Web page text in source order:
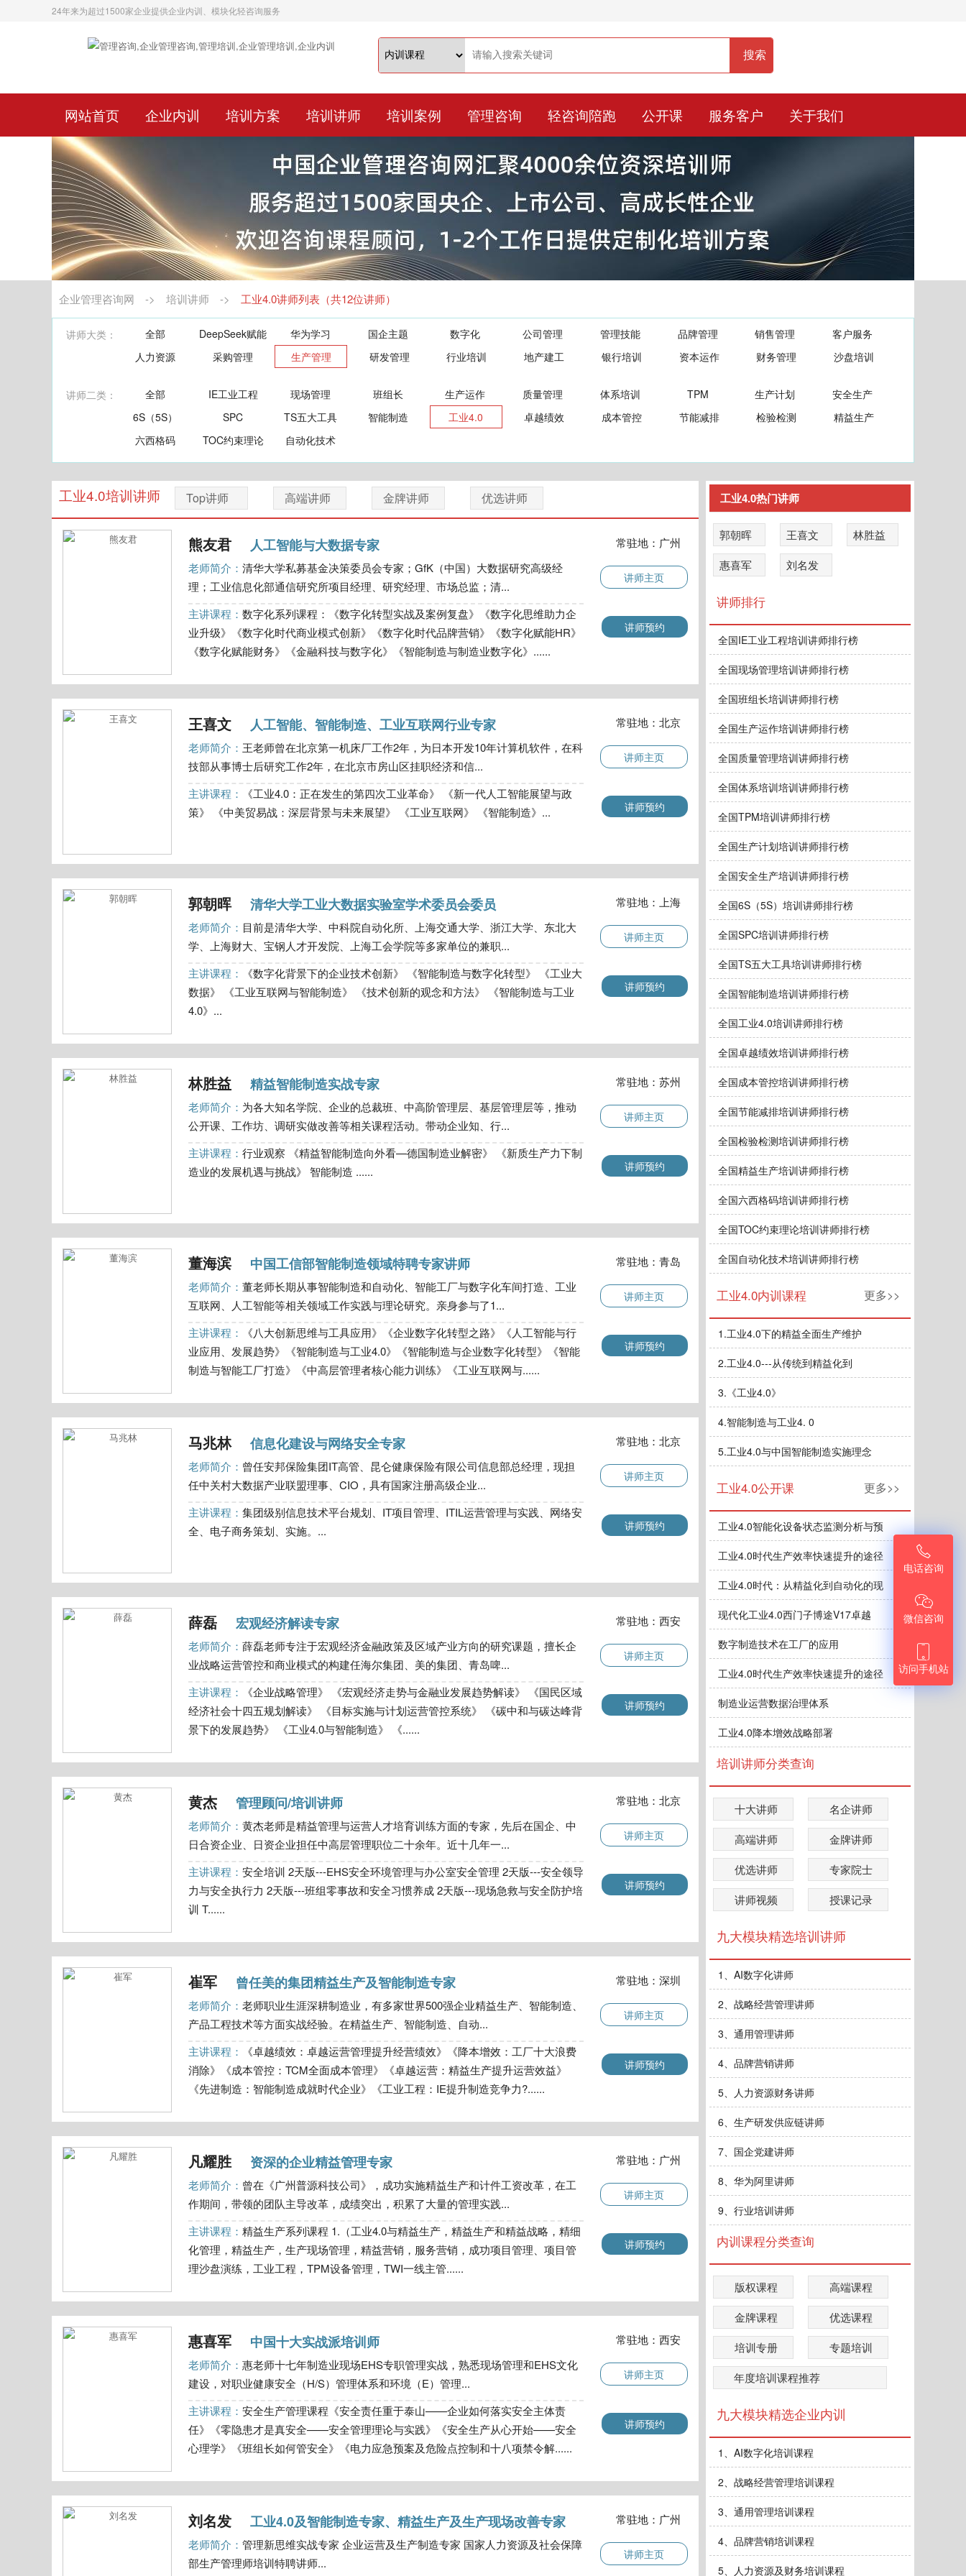
24年来为超过1500家企业提供企业内训、模块化轻咨询服务
服务热线：400-0900-836
网站首页 企业内训 培训方案 培训讲师 培训案例 管理咨询 轻咨询陪跑 公开课 服务客户 关于我们
企业管理咨询网 -> 培训讲师 -> 工业4.0讲师列表（共12位讲师）
讲师大类： 全部 DeepSeek赋能 华为学习 国企主题 数字化 公司管理 管理技能 品牌管理 销售管理
客户服务
人力资源
采购管理 生产管理 研发管理 行业培训 地产建工 银行培训 资本运作 财务管理 沙盘培训
讲师二类： 全部 IE工业工程 现场管理 班组长 生产运作 质量管理 体系培训 TPM 生产计划
安全生产
6S（5S）
SPC TS五大工具 智能制造 工业4.0 卓越绩效 成本管控 节能减排 检验检测
精益生产
六西格码
TOC约束理论 自动化技术
工业4.0培训讲师 Top讲师 高端讲师 金牌讲师 优选讲师
熊友君 人工智能与大数据专家
老师简介： 清华大学私募基金决策委员会专家；GfK（中国）大数据研究高级经
理；工业信息化部通信研究所项目经理、研究经理、市场总监；清...
常驻地：广州
主讲课程： 数字化系列课程：《数字化转型实战及案例复盘》《数字化思维助力企
业升级》《数字化时代商业模式创新》《数字化时代品牌营销》《数字化赋能HR》
《数字化赋能财务》《金融科技与数字化》《智能制造与制造业数字化》......
讲师主页
讲师预约
王喜文 人工智能、智能制造、工业互联网行业专家
老师简介： 王老师曾在北京第一机床厂工作2年，为日本开发10年计算机软件，在科
技部从事博士后研究工作2年，在北京市房山区挂职经济和信...
常驻地：北京
主讲课程：
《工业4.0：正在发生的第四次工业革命》 《新一代人工智能展望与政
策》 《中美贸易战：深层背景与未来展望》 《工业互联网》 《智能制造》...
讲师主页
讲师预约
郭朝晖 清华大学工业大数据实验室学术委员会委员
老师简介： 目前是清华大学、中科院自动化所、上海交通大学、浙江大学、东北大
学、上海财大、宝钢人才开发院、上海工会学院等多家单位的兼职...
常驻地：上海
主讲课程：
《数字化背景下的企业技术创新》 《智能制造与数字化转型》 《工业大
数据》 《工业互联网与智能制造》 《技术创新的观念和方法》 《智能制造与工业
4.0》...
讲师主页
讲师预约
林胜益 精益智能制造实战专家
老师简介： 为各大知名学院、企业的总裁班、中高阶管理层、基层管理层等，推动
公开课、工作坊、调研实做改善等相关课程活动。带动企业知、行...
常驻地：苏州
主讲课程： 行业观察 《精益智能制造向外看—德国制造业解密》 《新质生产力下制
造业的发展机遇与挑战》 智能制造 ......
讲师主页
讲师预约
董海滨 中国工信部智能制造领域特聘专家讲师
老师简介： 董老师长期从事智能制造和自动化、智能工厂与数字化车间打造、工业
互联网、人工智能等相关领域工作实践与理论研究。亲身参与了1...
常驻地：青岛
主讲课程：
《八大创新思维与工具应用》《企业数字化转型之路》《人工智能与行
业应用、发展趋势》《智能制造与工业4.0》《智能制造与企业数字化转型》《智能
制造与智能工厂打造》《中高层管理者核心能力训练》《工业互联网与......
讲师主页
讲师预约
马兆林 信息化建设与网络安全专家
老师简介： 曾任安邦保险集团IT高管、昆仑健康保险有限公司信息部总经理，现担
任中关村大数据产业联盟理事、CIO，具有国家注册高级企业...
常驻地：北京
主讲课程： 集团级别信息技术平台规划、IT项目管理、ITIL运营管理与实践、网络安
全、电子商务策划、实施。...
讲师主页
讲师预约
薛磊 宏观经济解读专家
老师简介： 薛磊老师专注于宏观经济金融政策及区域产业方向的研究课题，擅长企
业战略运营管控和商业模式的构建任海尔集团、美的集团、青岛啤...
常驻地：西安
主讲课程：
《企业战略管理》 《宏观经济走势与金融业发展趋势解读》 《国民区域
经济社会十四五规划解读》 《目标实施与计划运营管控系统》 《碳中和与碳达峰背
景下的发展趋势》 《工业4.0与智能制造》 《......
讲师主页
讲师预约
黄杰 管理顾问/培训讲师
老师简介： 黄杰老师是精益管理与运营人才培育训练方面的专家，先后在国企、中
日合资企业、日资企业担任中高层管理职位二十余年。近十几年一...
常驻地：北京
主讲课程： 安全培训 2天版---EHS安全环境管理与办公室安全管理 2天版---安全领导
力与安全执行力 2天版---班组零事故和安全习惯养成 2天版---现场急救与安全防护培
训 T......
讲师主页
讲师预约
崔军 曾任美的集团精益生产及智能制造专家
老师简介： 老师职业生涯深耕制造业，有多家世界500强企业精益生产、智能制造、
产品工程技术等方面实战经验。在精益生产、智能制造、自动...
常驻地：深圳
主讲课程：
《卓越绩效：卓越运营管理提升经营绩效》《降本增效：工厂十大浪费
消除》《成本管控：TCM全面成本管理》《卓越运营：精益生产提升运营效益》
《先进制造：智能制造成就时代企业》《工业工程：IE提升制造竞争力?......
讲师主页
讲师预约
凡耀胜 资深的企业精益管理专家
老师简介： 曾在《广州普源科技公司》，成功实施精益生产和计件工资改革，在工
作期间，带领的团队主导改革，成绩突出，积累了大量的管理实践...
常驻地：广州
主讲课程： 精益生产系列课程 1.（工业4.0与精益生产，精益生产和精益战略，精细
化管理，精益生产，生产现场管理，精益营销，服务营销，成功项目管理、项目管
理沙盘演练，工业工程，TPM设备管理，TWI一线主管......
讲师主页
讲师预约
惠喜军 中国十大实战派培训师
老师简介： 惠老师十七年制造业现场EHS专职管理实战，熟悉现场管理和EHS文化
建设，对职业健康安全（H/S）管理体系和环境（E）管理...
常驻地：西安
主讲课程： 安全生产管理课程《安全责任重于泰山——企业如何落实安全主体责
任》《零隐患才是真安全——安全管理理论与实践》《安全生产从心开始——安全
心理学》《班组长如何管安全》《电力应急预案及危险点控制和十八项禁令解......
讲师主页
讲师预约
刘名发 工业4.0及智能制造专家、精益生产及生产现场改善专家
老师简介： 管理新思维实战专家 企业运营及生产制造专家 国家人力资源及社会保障
部生产管理师培训特聘讲师...
常驻地：广州
讲师主页
工业4.0热门讲师
郭朝晖 王喜文
林胜益
惠喜军
刘名发
讲师排行
全国IE工业工程培训讲师排行榜
全国现场管理培训讲师排行榜
全国班组长培训讲师排行榜
全国生产运作培训讲师排行榜
全国质量管理培训讲师排行榜
全国体系培训培训讲师排行榜
全国TPM培训讲师排行榜
全国生产计划培训讲师排行榜
全国安全生产培训讲师排行榜
全国6S（5S）培训讲师排行榜
全国SPC培训讲师排行榜
全国TS五大工具培训讲师排行榜
全国智能制造培训讲师排行榜
全国工业4.0培训讲师排行榜
全国卓越绩效培训讲师排行榜
全国成本管控培训讲师排行榜
全国节能减排培训讲师排行榜
全国检验检测培训讲师排行榜
全国精益生产培训讲师排行榜
全国六西格码培训讲师排行榜
全国TOC约束理论培训讲师排行榜
全国自动化技术培训讲师排行榜
工业4.0内训课程 更多>>
1.工业4.0下的精益全面生产维护
2.工业4.0---从传统到精益化到
3. 《工业4.0》
4.智能制造与工业4. 0
5.工业4.0与中国智能制造实施理念
工业4.0公开课 更多>>
工业4.0智能化设备状态监测分析与预
工业4.0时代生产效率快速提升的途径
工业4.0时代：从精益化到自动化的现
现代化工业4.0西门子博途V17卓越
数字制造技术在工厂的应用
工业4.0时代生产效率快速提升的途径
制造业运营数据治理体系
工业4.0降本增效战略部署
培训讲师分类查询
十大讲师
名企讲师
高端讲师
金牌讲师
优选讲师
专家院士
讲师视频
授课记录
九大模块精选培训讲师
1、AI数字化讲师
2、战略经营管理讲师
3、通用管理讲师
4、品牌营销讲师
5、人力资源财务讲师
6、生产研发供应链讲师
7、国企党建讲师
8、华为阿里讲师
9、行业培训讲师
内训课程分类查询
版权课程
高端课程
金牌课程
优选课程
培训专册
专题培训
年度培训课程推荐
九大模块精选企业内训
1、AI数字化培训课程
2、战略经营管理培训课程
3、通用管理培训课程
4、品牌营销培训课程
5、人力资源及财务培训课程

电话咨询

微信咨询

访问手机站